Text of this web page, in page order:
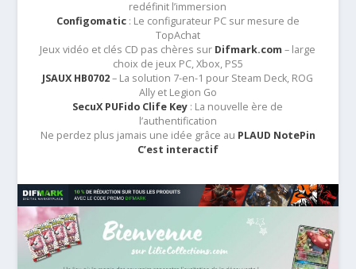
redéfinit l’immersion
Configomatic: Le configurateur PC sur mesure de
TopAchat
Jeux vidéo et clés CD pas chères sur Difmark.com – large
choix de jeux PC, Xbox, PS5
JSAUX HB0702– La solution 7-en-1 pour Steam Deck, ROG
Ally et Legion Go
SecuX PUFido Clife Key : La nouvelle ère de
l’authentification
Ne perdez plus jamais une idée grâce au PLAUD NotePin
C’est interactif